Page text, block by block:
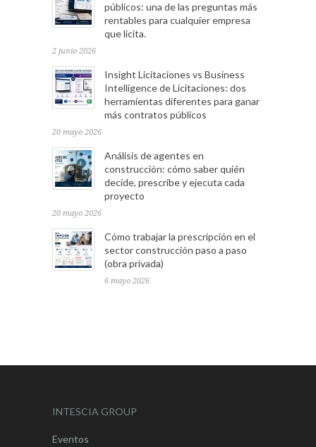
públicos: una de las preguntas más
rentables para cualquier empresa
que licita.
2 junio 2026
Insight Licitaciones vs Business
Intelligence de Licitaciones: dos
herramientas diferentes para ganar
más contratos públicos
20 mayo 2026
Análisis de agentes en
construcción: cómo saber quién
decide, prescribe y ejecuta cada
proyecto
20 mayo 2026
Cómo trabajar la prescripción en el
sector construcción paso a paso
(obra privada)
6 mayo 2026
INTESCIA GROUP
Eventos